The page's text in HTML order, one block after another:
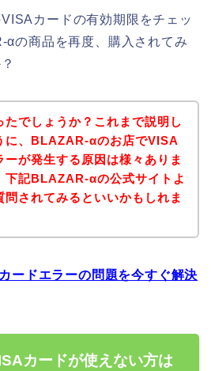
カードの有効期限をチェッ
αの商品を再度、購入されてみ
たでしょうか？これまで説明し
に、BLAZAR-αのお店でVISA
ーが発生する原因は様々ありま
下記BLAZAR-αの公式サイトよ
問されてみるといいかもしれま
ードエラーの問題を今すぐ解決
カードが使えない方は